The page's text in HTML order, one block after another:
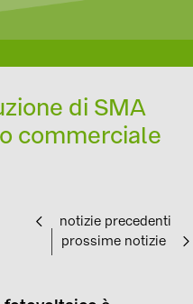
di SMA
commerciale
notizie precedenti
prossime notizie